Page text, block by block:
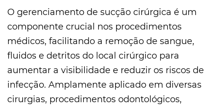
O gerenciamento de sucção cirúrgica é um
componente crucial nos procedimentos
médicos, facilitando a remoção de sangue,
fluidos e detritos do local cirúrgico para
aumentar a visibilidade e reduzir os riscos de
infecção. Amplamente aplicado em diversas
cirurgias, procedimentos odontológicos,